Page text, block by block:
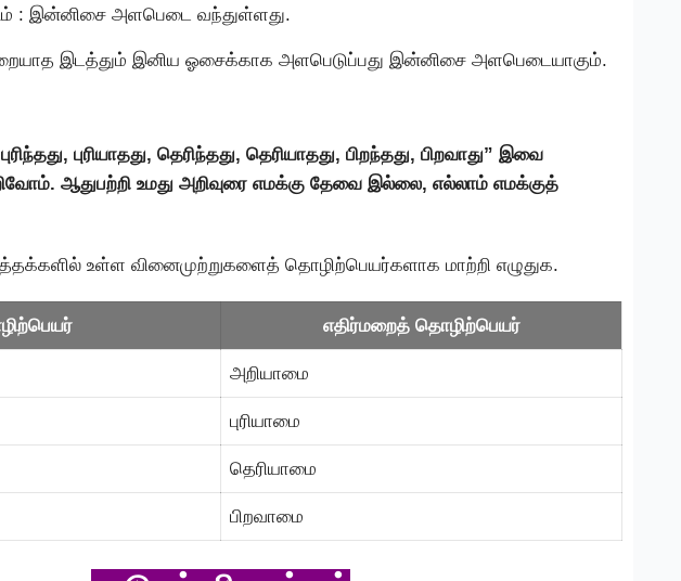
: இன்னிசை அளபெடை வந்துள்ளது.
இடத்தும் இனிய ஓசைக்காக அளபெடுப்பது இன்னிசை அளபெடையாகும்.
புரியாதது, தெரிந்தது, தெரியாதது, பிறந்தது, பிறவாது” இவை
ஆதுபற்றி உமது அறிவுரை எமக்கு தேவை இல்லை, எல்லாம் எமக்குத்
உள்ள வினைமுற்றுகளைத் தொழிற்பெயர்களாக மாற்றி எழுதுக.
எதிர்மறைத் தொழிற்பெயர்
அறியாமை
புரியாமை
தெரியாமை
பிறவாமை